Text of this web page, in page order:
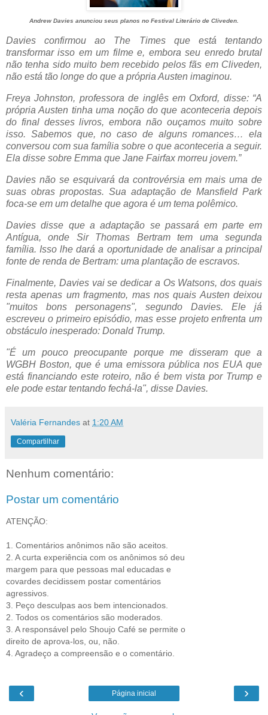
Andrew Davies anunciou seus planos no Festival Literário de Cliveden.
Davies confirmou ao The Times que está tentando
transformar isso em um filme e, embora seu enredo brutal
não tenha sido muito bem recebido pelos fãs em Cliveden,
não está tão longe do que a própria Austen imaginou.
Freya Johnston, professora de inglês em Oxford, disse: “A
própria Austen tinha uma noção do que aconteceria depois
do final desses livros, embora não ouçamos muito sobre
isso. Sabemos que, no caso de alguns romances… ela
conversou com sua família sobre o que aconteceria a seguir.
Ela disse sobre Emma que Jane Fairfax morreu jovem.”
Davies não se esquivará da controvérsia em mais uma de
suas obras propostas. Sua adaptação de Mansfield Park
foca-se em um detalhe que agora é um tema polêmico.
Davies disse que a adaptação se passará em parte em
Antígua, onde Sir Thomas Bertram tem uma segunda
família. Isso lhe dará a oportunidade de analisar a principal
fonte de renda de Bertram: uma plantação de escravos.
Finalmente, Davies vai se dedicar a Os Watsons, dos quais
resta apenas um fragmento, mas nos quais Austen deixou
"muitos bons personagens", segundo Davies. Ele já
escreveu o primeiro episódio, mas esse projeto enfrenta um
obstáculo inesperado: Donald Trump.
"É um pouco preocupante porque me disseram que a
WGBH Boston, que é uma emissora pública nos EUA que
está financiando este roteiro, não é bem vista por Trump e
ele pode estar tentando fechá-la", disse Davies.
Valéria Fernandes at 1:20 AM
Compartilhar
Nenhum comentário:
Postar um comentário
ATENÇÃO:
1. Comentários anônimos não são aceitos.
2. A curta experiência com os anônimos só deu
margem para que pessoas mal educadas e
covardes decidissem postar comentários
agressivos.
3. Peço desculpas aos bem intencionados.
2. Todos os comentários são moderados.
3. A responsável pelo Shoujo Café se permite o
direito de aprova-los, ou, não.
4. Agradeço a compreensão e o comentário.
‹ ›
Página inicial